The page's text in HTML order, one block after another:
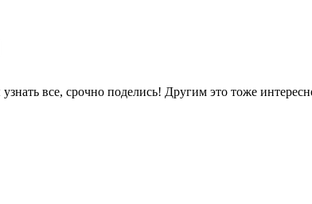
все, срочно поделись! Другим это тоже